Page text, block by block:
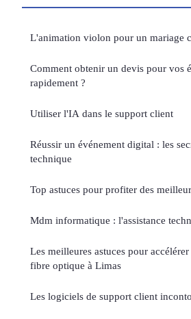
L'animation violon pour un mariage
Comment obtenir un devis pour vos
rapidement ?
Utiliser l'IA dans le support client
Réussir un événement digital : les
technique
Top astuces pour profiter des
Mdm informatique : l'assistance
Les meilleures astuces pour
fibre optique à Limas
Les logiciels de support client